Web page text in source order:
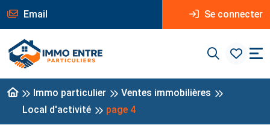
Email Se connecter
Immo particulier
Ventes immobilières
Local d'activité
page 4